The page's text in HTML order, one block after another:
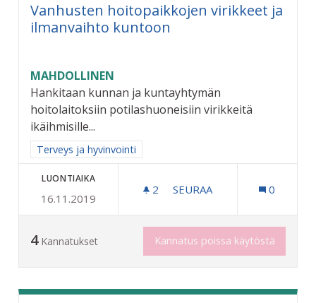
Vanhusten hoitopaikkojen virikkeet ja
ilmanvaihto kuntoon
MAHDOLLINEN
Hankitaan kunnan ja kuntayhtymän
hoitolaitoksiin potilashuoneisiin virikkeitä
ikäihmisille...
Rajaa tulokset aihepiirin mukaan: Terveys ja hyvinvointi
Terveys ja hyvinvointi
LUONTIAIKA
16.11.2019
2 2 SEURAAJAA
SEURAA 0
4 Kannatukset Kannatus poissa käytöstä